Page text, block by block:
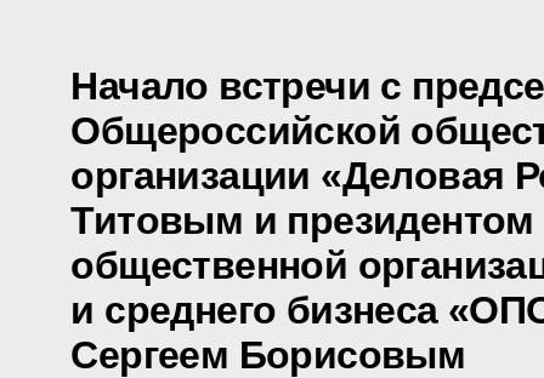
Начало встречи с
Общероссийской
организации «Деловая
Титовым и
общественной
и среднего бизнеса
Сергеем Борисовым